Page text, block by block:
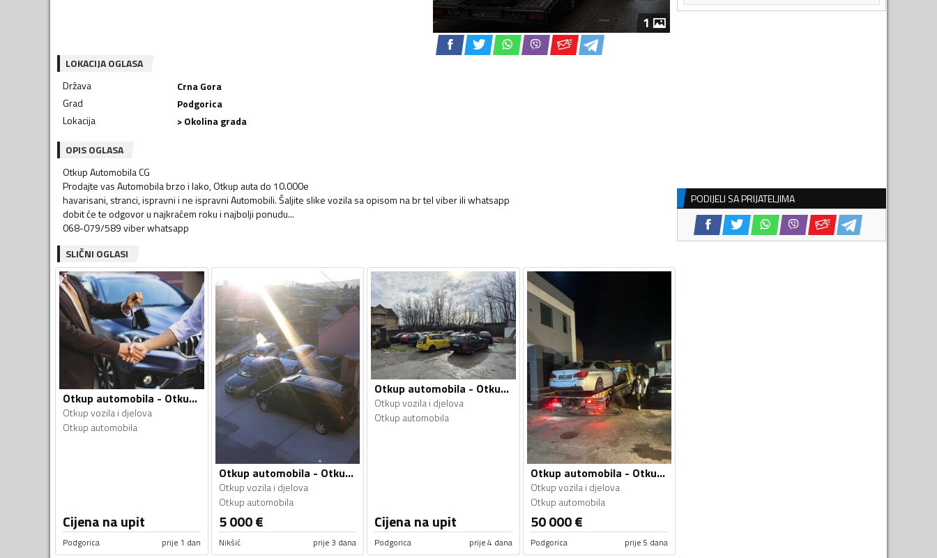
1
LOKACIJA OGLASA
Država
Crna Gora
Grad
Podgorica
Lokacija
> Okolina grada
OPIS OGLASA
Otkup Automobila CG
Prodajte vas Automobila brzo i lako, Otkup auta do 10.000e
havarisani, stranci, ispravni i ne ispravni Automobili. Šaljite slike vozila sa opisom na br tel viber ili whatsapp
dobit će te odgovor u najkraćem roku i najbolji ponudu...
068-079/589 viber whatsapp
SLIČNI OGLASI
Otkup automobila - Otkup vozila i djelova
Otkup vozila i djelova
Otkup automobila
Cijena na upit
Podgorica prije 1 dan
Otkup automobila - Otkup vozila i djelova
Otkup vozila i djelova
Otkup automobila
5 000€
Nikšić prije 3 dana
Otkup automobila - Otkup vozila i djelova
Otkup vozila i djelova
Otkup automobila
Cijena na upit
Podgorica prije 4 dana
Otkup automobila - Otkup vozila i djelova
Otkup vozila i djelova
Otkup automobila
50 000€
Podgorica prije 5 dana
PODIJELI SA PRIJATELJIMA